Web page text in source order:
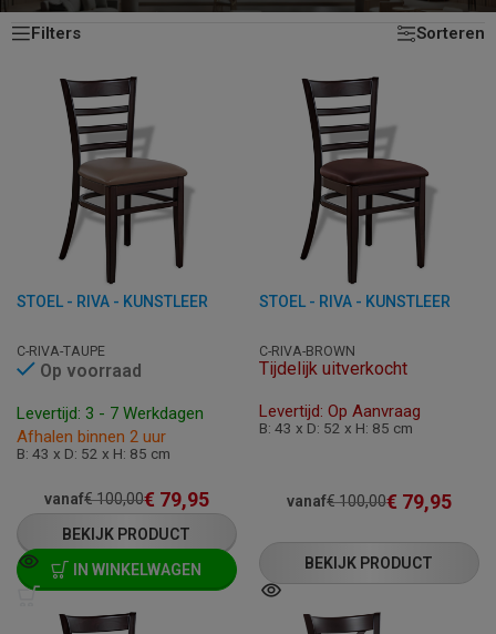
Filters
Sorteren
STOEL - RIVA - KUNSTLEER
C-RIVA-TAUPE
Op voorraad
Levertijd: 3 - 7 Werkdagen
Afhalen binnen 2 uur
B: 43 x D: 52 x H: 85 cm
vanaf€100,00€ 79,95
BEKIJK PRODUCT
IN WINKELWAGEN
STOEL - RIVA - KUNSTLEER
C-RIVA-BROWN
Tijdelijk uitverkocht
Levertijd: Op Aanvraag
B: 43 x D: 52 x H: 85 cm
vanaf€100,00€ 79,95
BEKIJK PRODUCT